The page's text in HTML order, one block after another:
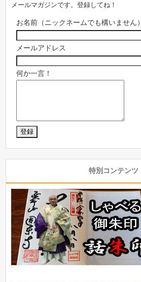
メールマガジンです。登録してね！
お名前（ニックネームでも構いません）
メールアドレス
何か一言！
特別コンテンツ